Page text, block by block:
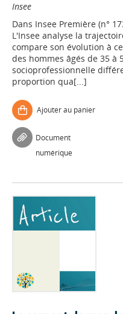
Insee
Dans Insee Première (n°
L'Insee analyse la
compare son évolution à
des hommes âgés de 35 à
socioprofessionnelle
proportion qua[...]
Ajouter au panier
Document
numérique